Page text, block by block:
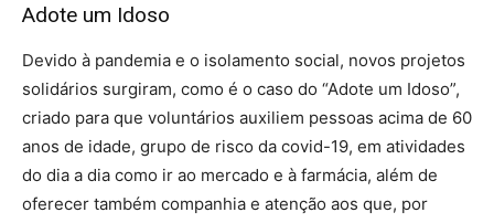
Adote um Idoso
Devido à pandemia e o isolamento social, novos projetos
solidários surgiram, como é o caso do “Adote um Idoso”,
criado para que voluntários auxiliem pessoas acima de 60
anos de idade, grupo de risco da covid-19, em atividades
do dia a dia como ir ao mercado e à farmácia, além de
oferecer também companhia e atenção aos que, por